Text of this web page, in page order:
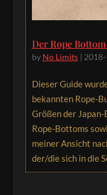
Der Rope
by No Limits|
Dieser Guide
bekannten Rope-
Größen der
Rope-Bottoms
meiner Ansicht
der/die sich in die